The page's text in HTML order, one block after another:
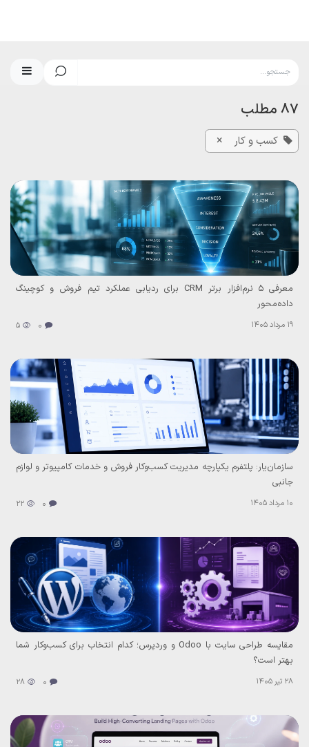
87 مطلب
کسب و کار ×
معرفی ۵ نرم‌افزار برتر CRM برای ردیابی عملکرد تیم فروش و کوچینگ
داده‌محور
19 مرداد 1405 0
5
سازمان‌یار: پلتفرم یکپارچه مدیریت کسب‌وکار فروش و خدمات کامپیوتر و لوازم
جانبی
10 مرداد 1405 0
22
مقایسه طراحی سایت با Odoo و وردپرس؛ کدام انتخاب برای کسب‌وکار شما
بهتر است؟
28 تیر 1405 0
28